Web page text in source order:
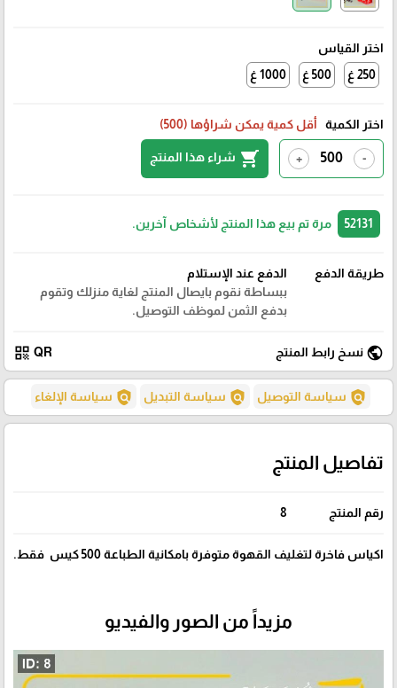
اختر القياس
250 غ
500 غ 1000 غ
اختر الكمية أقل كمية يمكن شراؤها (500)
-
+
shopping_cart شراء هذا المنتج
مرة تم بيع هذا المنتج لأشخاص آخرين.
طريقة الدفع
الدفع عند الإستلام
ببساطة نقوم بايصال المنتج لغاية منزلك وتقوم
بدفع الثمن لموظف التوصيل.
public نسخ رابط المنتج QR
qr_code
policy سياسة التوصيل policy سياسة التبديل policy سياسة الإلغاء
تفاصيل المنتج
رقم المنتج 8
اكياس فاخرة لتغليف القهوة متوفرة بامكانية الطباعة 500 كيس فقط.
مزيداً من الصور والفيديو